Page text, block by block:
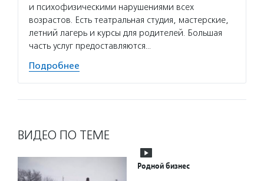
и психофизическими нарушениями всех
возрастов. Есть театральная студия, мастерские,
летний лагерь и курсы для родителей. Большая
часть услуг предоставляются…
Подробнее
ВИДЕО ПО ТЕМЕ
Родной бизнес